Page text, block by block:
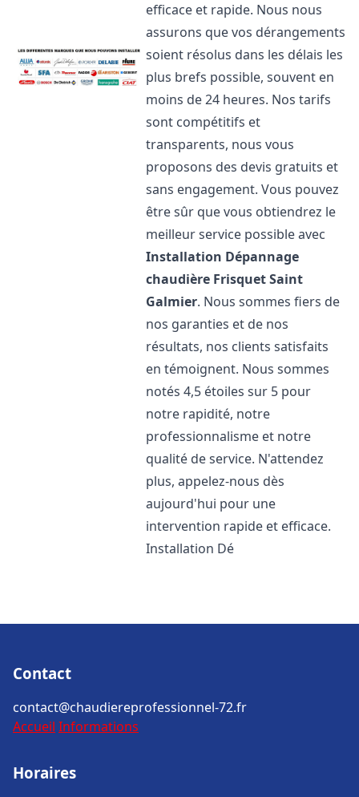
efficace et rapide. Nous nous
assurons que vos dérangements
soient résolus dans les délais les
plus brefs possible, souvent en
moins de 24 heures. Nos tarifs
sont compétitifs et
transparents, nous vous
proposons des devis gratuits et
sans engagement. Vous pouvez
être sûr que vous obtiendrez le
meilleur service possible avec
Installation Dépannage
chaudière FrisquetSaint
Galmier. Nous sommes fiers de
nos garanties et de nos
résultats, nos clients satisfaits
en témoignent. Nous sommes
notés 4,5 étoiles sur 5 pour
notre rapidité, notre
professionnalisme et notre
qualité de service. N'attendez
plus, appelez-nous dès
aujourd'hui pour une
intervention rapide et efficace.
Installation Dé
Contact
contact@chaudiereprofessionnel-72.fr
Accueil Informations
Horaires